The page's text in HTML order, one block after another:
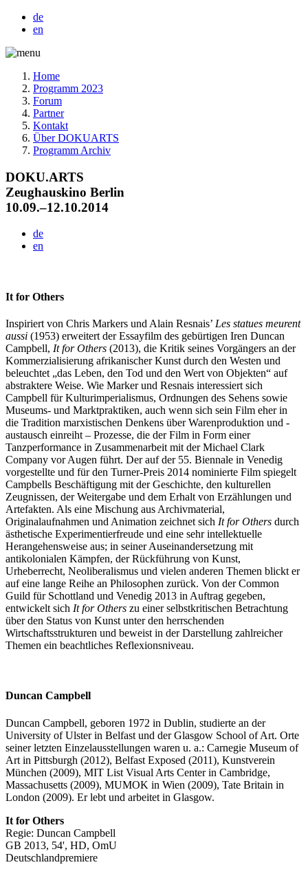
de
en
Home
Programm 2023
Forum
Partner
Kontakt
Über DOKUARTS
Programm Archiv
DOKU.ARTS
Zeughauskino Berlin
10.09.–12.10.2014
de
en
It for Others
Inspiriert von Chris Markers und Alain Resnais’ Les statues meurent
aussi (1953) erweitert der Essayfilm des gebürtigen Iren Duncan
Campbell, It for Others (2013), die Kritik seines Vorgängers an der
Kommerzialisierung afrikanischer Kunst durch den Westen und
beleuchtet „das Leben, den Tod und den Wert von Objekten“ auf
abstraktere Weise. Wie Marker und Resnais interessiert sich
Campbell für Kulturimperialismus, Ordnungen des Sehens sowie
Museums- und Marktpraktiken, auch wenn sich sein Film eher in
die Tradition marxistischen Denkens über Warenproduktion und -
austausch einreiht – Prozesse, die der Film in Form einer
Tanzperformance in Zusammenarbeit mit der Michael Clark
Company vor Augen führt. Der auf der 55. Biennale in Venedig
vorgestellte und für den Turner-Preis 2014 nominierte Film spiegelt
Campbells Beschäftigung mit der Geschichte, den kulturellen
Zeugnissen, der Weitergabe und dem Erhalt von Erzählungen und
Artefakten. Als eine Mischung aus Archivmaterial,
Originalaufnahmen und Animation zeichnet sich It for Others durch
ästhetische Experimentierfreude und eine sehr intellektuelle
Herangehensweise aus; in seiner Auseinandersetzung mit
antikolonialen Kämpfen, der Rückführung von Kunst,
Urheberrecht, Neoliberalismus und vielen anderen Themen blickt er
auf eine lange Reihe an Philosophen zurück. Von der Common
Guild für Schottland und Venedig 2013 in Auftrag gegeben,
entwickelt sich It for Others zu einer selbstkritischen Betrachtung
über den Status von Kunst unter den herrschenden
Wirtschaftsstrukturen und beweist in der Darstellung zahlreicher
Themen ein beachtliches Reflexionsniveau.
Duncan Campbell
Duncan Campbell, geboren 1972 in Dublin, studierte an der
University of Ulster in Belfast und der Glasgow School of Art. Orte
seiner letzten Einzelausstellungen waren u. a.: Carnegie Museum of
Art in Pittsburgh (2012), Belfast Exposed (2011), Kunstverein
München (2009), MIT List Visual Arts Center in Cambridge,
Massachusetts (2009), MUMOK in Wien (2009), Tate Britain in
London (2009). Er lebt und arbeitet in Glasgow.
It for Others
Regie: Duncan Campbell
GB 2013, 54', HD, OmU
Deutschlandpremiere